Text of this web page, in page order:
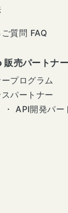
質問 FAQ
売パートナー
プログラム
パートナー
・ API開発パー